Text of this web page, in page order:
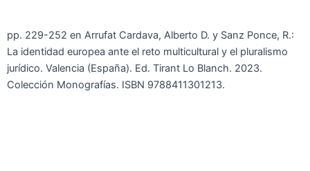
pp. 229-252 en Arrufat Cardava, Alberto D. y Sanz Ponce, R.:
La identidad europea ante el reto multicultural y el pluralismo
jurídico. Valencia (España). Ed. Tirant Lo Blanch. 2023.
Colección Monografías. ISBN 9788411301213.